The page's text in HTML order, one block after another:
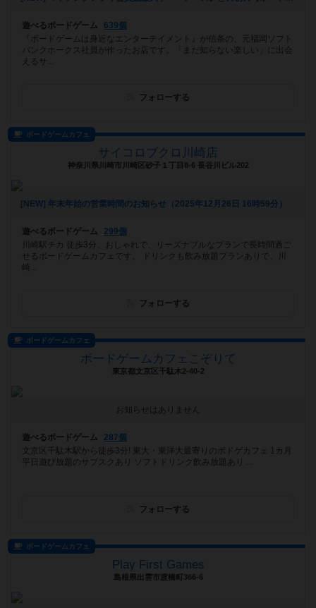
遊べるボードゲーム
639個
『ボードゲームは身近なエンターテイメント』が信条の、元福岡ソフト
バンクホークス社員が作ったお店です。「まだ知らない楽しい」に出会
えるサ...
フォローする
ボードゲームカフェ
サイコロブクロ川崎店
神奈川県川崎市川崎区砂子１丁目8-6 長谷川ビル202
[NEW] 年末年始の営業時間のお知らせ（2025年12月26日 16時59分）
遊べるボードゲーム
299個
川崎駅チカ 徒歩3分、おしゃれで、リーズナブルなプランで長時間過ご
せるボードゲームカフェです。 ドリンクも飲み放題プランありで、川
崎...
フォローする
ボードゲームカフェ
ボードゲームカフェこぞりて
東京都文京区千駄木2-40-2
お知らせはありません
遊べるボードゲーム
287個
文京区千駄木駅から徒歩3分! 東大・東洋大最寄りのボドゲカフェ 1カ月
平日遊び放題のサブスクあり ソフトドリンク飲み放題あり ...
フォローする
ボードゲームカフェ
Play First Games
島根県出雲市渡橋町366-6